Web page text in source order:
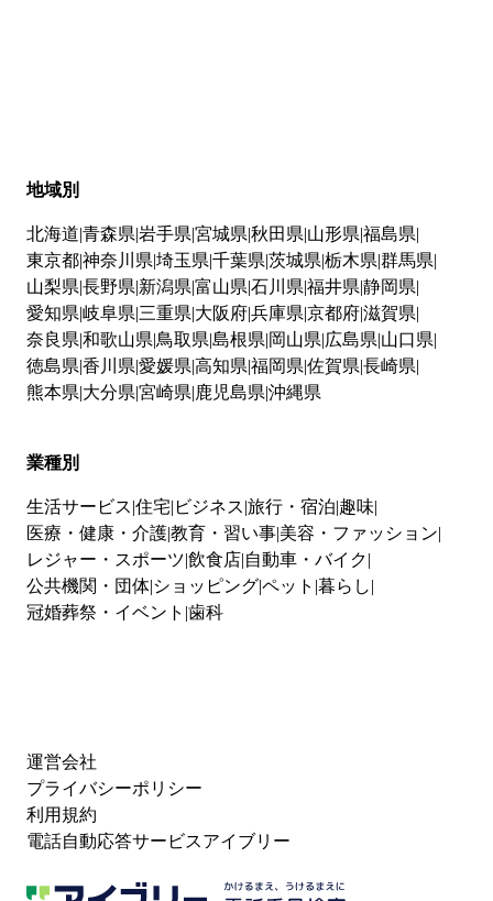
地域別
北海道 青森県 岩手県 宮城県 秋田県 山形県 福島県
東京都神奈川県 埼玉県 千葉県 茨城県 栃木県 群馬県
山梨県 長野県 新潟県 富山県 石川県 福井県 静岡県
愛知県 岐阜県 三重県 大阪府兵庫県 京都府滋賀県
奈良県 和歌山県 鳥取県 島根県 岡山県 広島県 山口県
徳島県 香川県 愛媛県 高知県 福岡県 佐賀県 長崎県
熊本県 大分県 宮崎県 鹿児島県 沖縄県
業種別
生活サービス 住宅 ビジネス 旅行・宿泊 趣味
医療・健康・介護教育・習い事 美容・ファッション
レジャー・スポーツ 飲食店 自動車・バイク
公共機関・団体 ショッピングペット 暮らし
冠婚葬祭・イベント 歯科
運営会社
プライバシーポリシー
利用規約
電話自動応答サービスアイブリー